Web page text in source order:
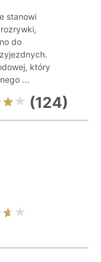
stanowi
do
który
...
(124)